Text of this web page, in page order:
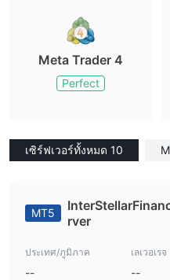
Meta Trader 4
Perfect
เซิร์ฟเวอร์ทั้งหมด 10
MT5
rver
ประเทศ/ภูมิภาค
--
เลเวอเรจ
--